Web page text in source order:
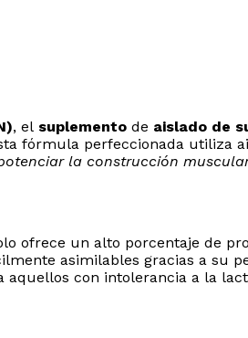
, el suplemento de aislado de
fórmula perfeccionada utiliza
la construcción
ofrece un alto porcentaje de
asimilables gracias a su
con intolerancia a la